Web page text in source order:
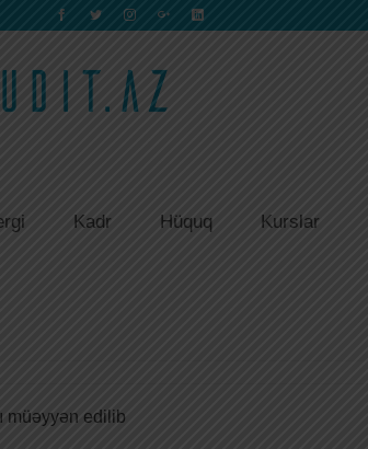
Kadr Hüquq Kurslar
müəyyən edilib